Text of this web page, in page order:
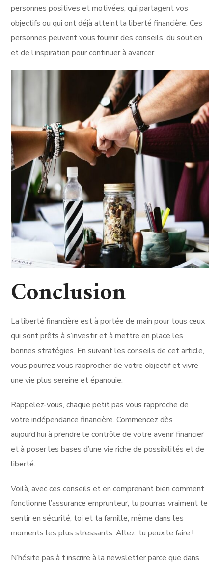
personnes positives et motivées, qui partagent vos
objectifs ou qui ont déjà atteint la liberté financière. Ces
personnes peuvent vous fournir des conseils, du soutien,
et de l’inspiration pour continuer à avancer.
Conclusion
La liberté financière est à portée de main pour tous ceux
qui sont prêts à s’investir et à mettre en place les
bonnes stratégies. En suivant les conseils de cet article,
vous pourrez vous rapprocher de votre objectif et vivre
une vie plus sereine et épanouie.
Rappelez-vous, chaque petit pas vous rapproche de
votre indépendance financière. Commencez dès
aujourd’hui à prendre le contrôle de votre avenir financier
et à poser les bases d’une vie riche de possibilités et de
liberté.
Voilà, avec ces conseils et en comprenant bien comment
fonctionne l’assurance emprunteur, tu pourras vraiment te
sentir en sécurité, toi et ta famille, même dans les
moments les plus stressants. Allez, tu peux le faire !
N’hésite pas à t’inscrire à la newsletter parce que dans